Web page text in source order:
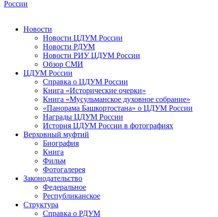
России
Новости
Новости ЦДУМ России
Новости РДУМ
Новости РИУ ЦДУМ России
Обзор СМИ
ЦДУМ России
Справка о ЦДУМ России
Книга «Исторические очерки»
Книга «Мусульманское духовное собрание»
«Панорама Башкортостана» о ЦДУМ России
Награды ЦДУМ России
История ЦДУМ России в фотографиях
Верховный муфтий
Биография
Книга
Фильм
Фотогалерея
Законодательство
Федеральное
Республиканское
Структура
Справка о РДУМ